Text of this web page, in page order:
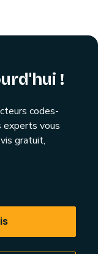
!
codes-
experts vous
gratuit,